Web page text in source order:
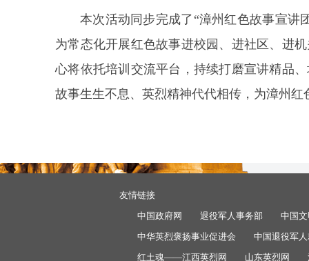
本次活动同步完成了“漳州红色故事宣讲
为常态化开展红色故事进校园、进社区、进
心将依托培训交流平台，持续打磨宣讲精品
故事生生不息、英烈精神代代相传，为漳州
友情链接
中国政府网
退役军人事务部
中国
中华英烈褒扬事业促进会
中国退役军
红土魂——江西英烈网
山东英烈网